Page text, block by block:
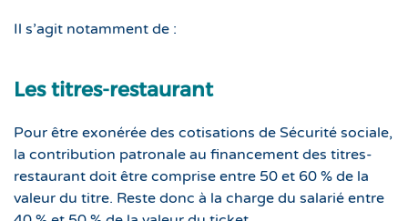
Il s’agit notamment de :
Les titres-restaurant
Pour être exonérée des cotisations de Sécurité sociale,
la contribution patronale au financement des titres-
restaurant doit être comprise entre 50 et 60 % de la
valeur du titre. Reste donc à la charge du salarié entre